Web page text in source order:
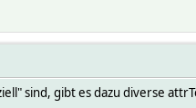
sind, gibt es dazu diverse